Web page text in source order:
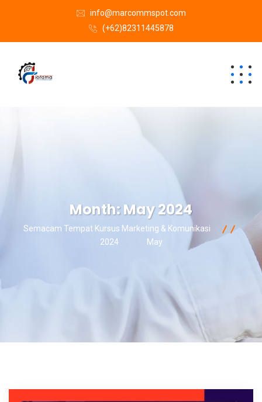
info@marcommspot.com
(+62)82311445878
Month:May 2024
Semacam Tempat Kursus Marketing & Komunikasi
2024
May